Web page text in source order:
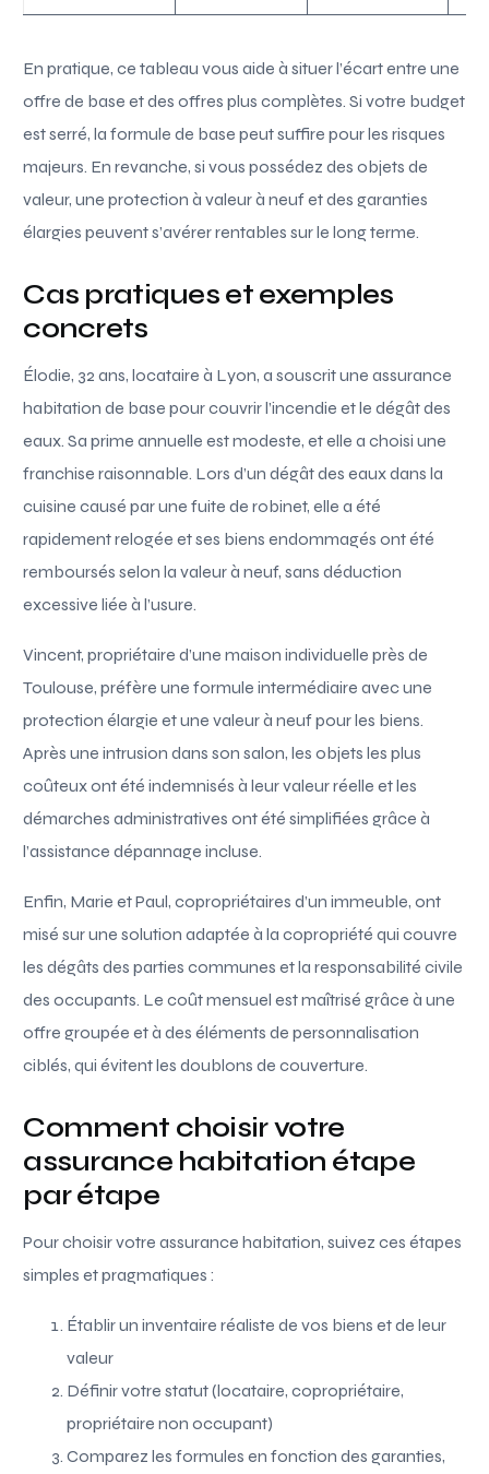
En pratique, ce tableau vous aide à situer l’écart entre une
offre de base et des offres plus complètes. Si votre budget
est serré, la formule de base peut suffire pour les risques
majeurs. En revanche, si vous possédez des objets de
valeur, une protection à valeur à neuf et des garanties
élargies peuvent s’avérer rentables sur le long terme.
Cas pratiques et exemples
concrets
Élodie, 32 ans, locataire à Lyon, a souscrit une assurance
habitation de base pour couvrir l’incendie et le dégât des
eaux. Sa prime annuelle est modeste, et elle a choisi une
franchise raisonnable. Lors d’un dégât des eaux dans la
cuisine causé par une fuite de robinet, elle a été
rapidement relogée et ses biens endommagés ont été
remboursés selon la valeur à neuf, sans déduction
excessive liée à l’usure.
Vincent, propriétaire d’une maison individuelle près de
Toulouse, préfère une formule intermédiaire avec une
protection élargie et une valeur à neuf pour les biens.
Après une intrusion dans son salon, les objets les plus
coûteux ont été indemnisés à leur valeur réelle et les
démarches administratives ont été simplifiées grâce à
l’assistance dépannage incluse.
Enfin, Marie et Paul, copropriétaires d’un immeuble, ont
misé sur une solution adaptée à la copropriété qui couvre
les dégâts des parties communes et la responsabilité civile
des occupants. Le coût mensuel est maîtrisé grâce à une
offre groupée et à des éléments de personnalisation
ciblés, qui évitent les doublons de couverture.
Comment choisir votre
assurance habitation étape
par étape
Pour choisir votre assurance habitation, suivez ces étapes
simples et pragmatiques :
Établir un inventaire réaliste de vos biens et de leur
valeur
Définir votre statut (locataire, copropriétaire,
propriétaire non occupant)
Comparez les formules en fonction des garanties,